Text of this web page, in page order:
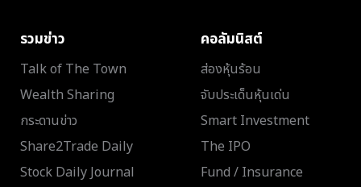
รวมข่าว
Talk of The Town
Wealth Sharing
กระดานข่าว
Share2Trade Daily
Stock Daily Journal
คอลัมนิสต์
ส่องหุ้นร้อน
จับประเด็นหุ้นเด่น
Smart Investment
The IPO
Fund / Insurance